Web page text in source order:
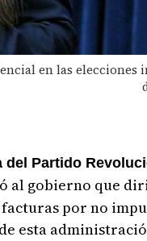
en las elecciones
Partido
al gobierno que
por no
esta